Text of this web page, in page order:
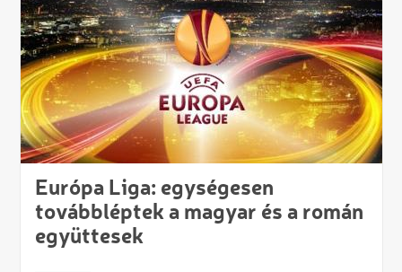
Európa Liga: egységesen
továbbléptek a magyar és a román
együttesek